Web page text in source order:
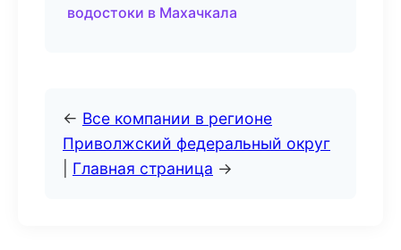
водостоки в Махачкала
← Все компании в регионе
Приволжский федеральный округ
Главная страница →